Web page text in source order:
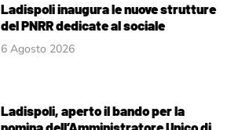
Ladispoli inaugura le nuove strutture
del PNRR dedicate al sociale
6 Agosto 2026
Ladispoli, aperto il bando per la